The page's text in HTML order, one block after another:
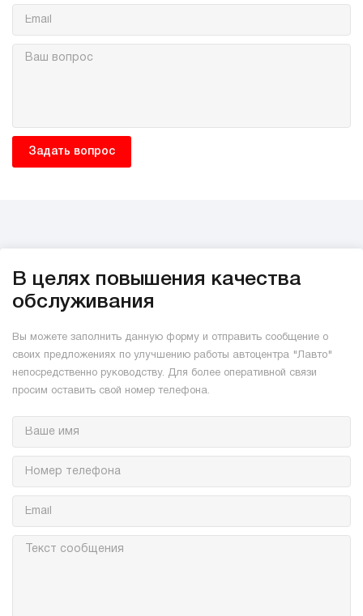
В целях повышения качества
обслуживания
Вы можете заполнить данную форму и отправить сообщение о
своих предложениях по улучшению работы автоцентра "Лавто"
непосредственно руководству. Для более оперативной связи
просим оставить свой номер телефона.